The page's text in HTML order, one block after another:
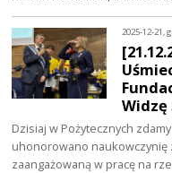
2025-12-21,
Dzisiaj w Pożytecznych
uhonorowano naukowczynię
zaangażowaną w pracę na